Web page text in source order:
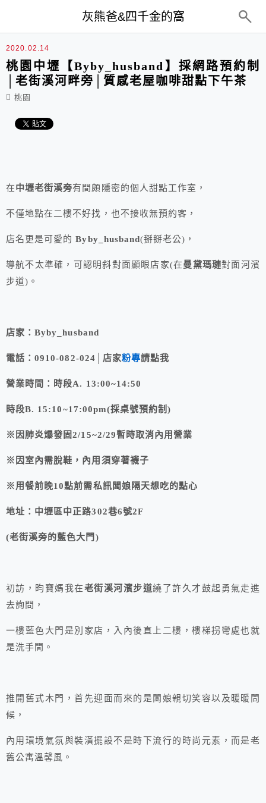
灰熊爸&四千金的窩
2020.02.14
桃園中壢【Byby_husband】採網路預約制
│老街溪河畔旁│質感老屋咖啡甜點下午茶
桃園
在中壢老街溪旁有間頗隱密的個人甜點工作室，
不僅地點在二樓不好找，也不接收無預約客，
店名更是可愛的Byby_husband(掰掰老公)，
導航不太準確，可認明斜對面顯眼店家(在曼黛瑪璉對面河濱
步道)。
店家：Byby_husband
電話：0910-082-024│店家粉專請點我
營業時間：時段A. 13:00~14:50
時段B. 15:10~17:00pm(採桌號預約制)
※因肺炎爆發固2/15~2/29暫時取消內用營業
※因室內需脫鞋，內用須穿著襪子
※用餐前晚10點前需私訊闆娘隔天想吃的點心
地址：中壢區中正路302巷6號2F
(老街溪旁的藍色大門)
初訪，昀寶媽我在老街溪河濱步道繞了許久才鼓起勇氣走進
去詢問，
一樓藍色大門是別家店，入內後直上二樓，樓梯拐彎處也就
是洗手間。
推開舊式木門，首先迎面而來的是闆娘親切笑容以及暖暖問
候，
內用環境氣氛與裝潢擺設不是時下流行的時尚元素，而是老
舊公寓溫馨風。